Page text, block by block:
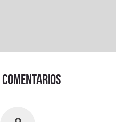
Comentarios